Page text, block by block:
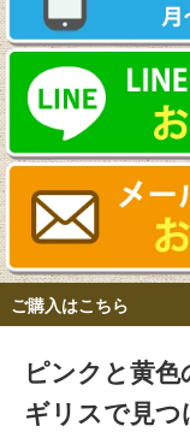
ご購入はこちら
ピンクと黄
ギリスで見